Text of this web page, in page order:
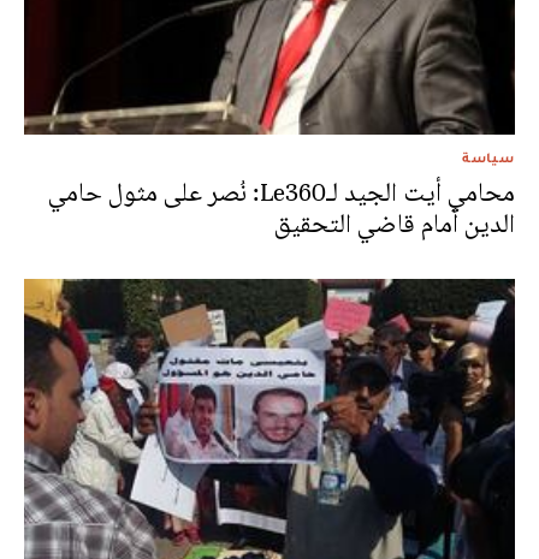
سياسة
محامي أيت الجيد لـLe360: نُصر على مثول حامي
الدين أمام قاضي التحقيق